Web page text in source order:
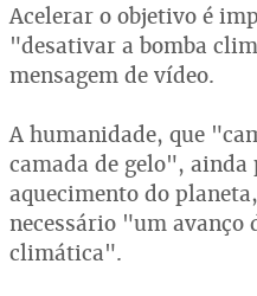
Acelerar o objetivo é
"desativar a bomba
mensagem de vídeo.
A humanidade, que
camada de gelo",
aquecimento do
necessário "um avanço
climática".